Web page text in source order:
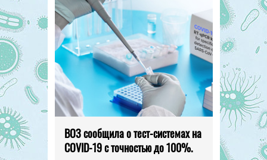
ВОЗ сообщила о тест-системах на
COVID-19 с точностью до 100%.